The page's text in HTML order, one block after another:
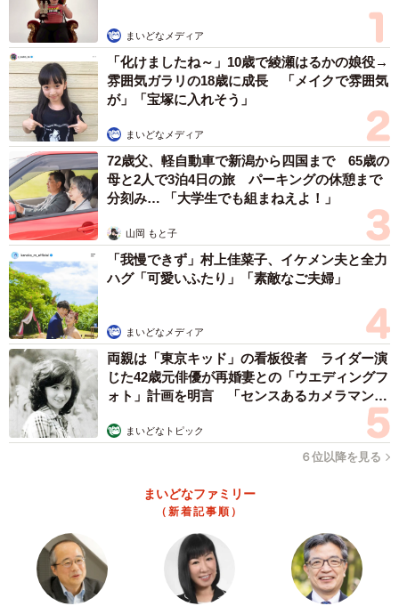
まいどなメディア
「化けましたね～」10歳で綾瀬はるかの娘役→
雰囲気ガラリの18歳に成長 「メイクで雰囲気
が」「宝塚に入れそう」
まいどなメディア
72歳父、軽自動車で新潟から四国まで 65歳の
母と2人で3泊4日の旅 パーキングの休憩まで
分刻み… 「大学生でも組まねえよ！」
山岡 もと子
「我慢できず」村上佳菜子、イケメン夫と全力
ハグ「可愛いふたり」「素敵なご夫婦」
まいどなメディア
両親は「東京キッド」の看板役者 ライダー演
じた42歳元俳優が再婚妻との「ウエディングフ
ォト」計画を明言 「センスあるカメラマン求
まいどなトピック
６位以降を見る
まいどなファミリー
（新着記事順）